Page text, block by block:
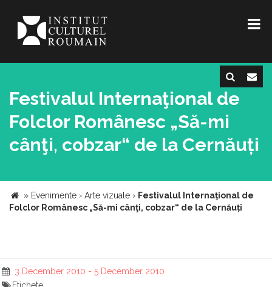
Festivalul Internaţional de
Folclor Românesc „Să-mi
cânţi, cobzar“ de la Cernăuți
» Evenimente › Arte vizuale › Festivalul Internaţional de
Folclor Românesc „Să-mi cânţi, cobzar“ de la Cernăuți
3 December 2010 - 5 December 2010